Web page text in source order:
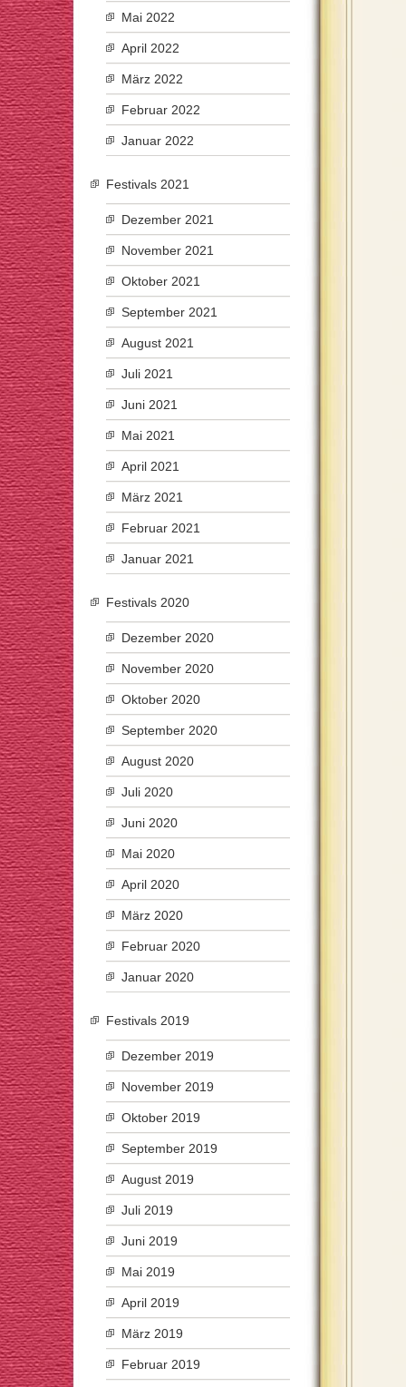
Mai 2022
April 2022
März 2022
Februar 2022
Januar 2022
Festivals 2021
Dezember 2021
November 2021
Oktober 2021
September 2021
August 2021
Juli 2021
Juni 2021
Mai 2021
April 2021
März 2021
Februar 2021
Januar 2021
Festivals 2020
Dezember 2020
November 2020
Oktober 2020
September 2020
August 2020
Juli 2020
Juni 2020
Mai 2020
April 2020
März 2020
Februar 2020
Januar 2020
Festivals 2019
Dezember 2019
November 2019
Oktober 2019
September 2019
August 2019
Juli 2019
Juni 2019
Mai 2019
April 2019
März 2019
Februar 2019